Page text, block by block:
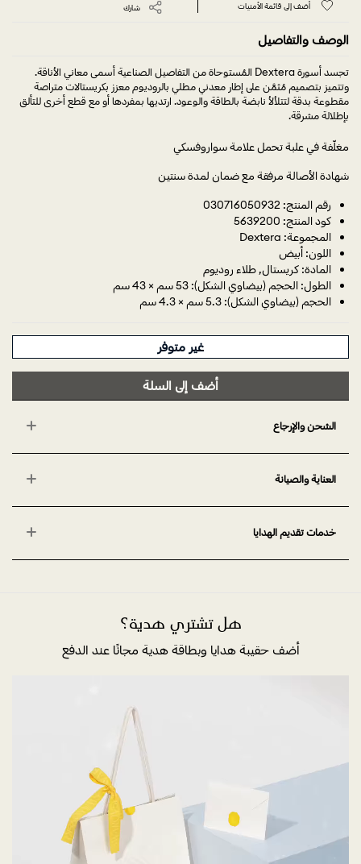
أضف إلى قائمة الأمنيات شارك
الوصف والتفاصيل
تجسد أسورة Dextera المُستوحاة من التفاصيل الصناعية أسمى معاني الأناقة.
وتتميز بتصميم مُثمَّن على إطار معدني مطلي بالروديوم معزز بكريستالات متراصة
مقطوعة بدقة لتتلألأ نابضة بالطاقة والوعود. ارتديها بمفردها أو مع قطع أخرى للتألق
بإطلالة مشرقة.
مغلّفة في علبة تحمل علامة سواروفسكي
شهادة الأصالة مرفقة مع ضمان لمدة سنتين
رقم المنتج: 030716050932
كود المنتج: 5639200
المجموعة: Dextera
اللون: أبيض
المادة: كريستال, طلاء روديوم
الطول: الحجم (بيضاوي الشكل): 53 سم × 43 سم
الحجم (بيضاوي الشكل): 5.3 سم × 4.3 سم
غير متوفر
أضف إلى السلة
الشحن والإرجاع
العناية والصيانة
خدمات تقديم الهدايا
هل تشتري هدية؟
أضف حقيبة هدايا وبطاقة هدية مجانًا عند الدفع